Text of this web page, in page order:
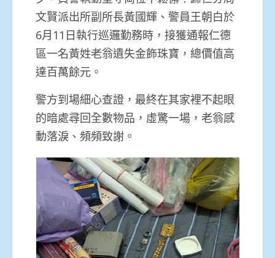
文賢派出所副所長黃國輝、警員王朝白於
6月11日執行巡邏勤務時，接獲通報仁德
區一名黃姓老翁遺失金飾珠寶，總價值高
達百萬餘元。
警方到場細心查證，最終在其家裡不起眼
的暗處尋回全數物品，虛驚一場，老翁感
動落淚、頻頻致謝。